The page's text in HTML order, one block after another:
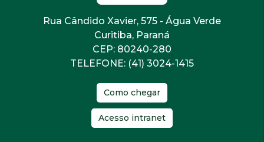
Rua Cândido Xavier, 575 - Água Verde
Curitiba, Paraná
CEP: 80240-280
TELEFONE: (41) 3024-1415
Como chegar
Acesso intranet